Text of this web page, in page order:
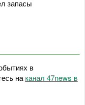
запасы
в
на канал 47news в